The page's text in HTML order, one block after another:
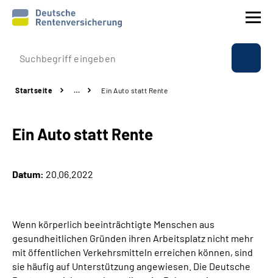
Prävention
Rente
Beratung & Kontakt
Über uns & Presse
Online-Services
Startseite … Ein Auto statt Rente
Ein Auto statt Rente
Datum: 20.06.2022
Wenn körperlich beeinträchtigte Menschen aus
gesundheitlichen Gründen ihren Arbeitsplatz nicht mehr
mit öffentlichen Verkehrsmitteln erreichen können, sind
sie häufig auf Unterstützung angewiesen. Die Deutsche